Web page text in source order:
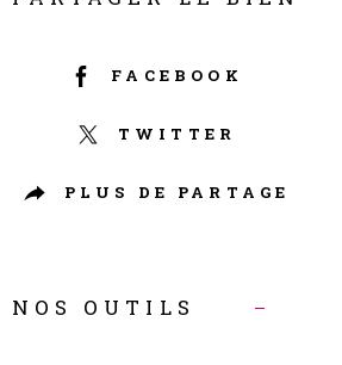
FACEBOOK
TWITTER
PLUS DE PARTAGE
NOS OUTILS